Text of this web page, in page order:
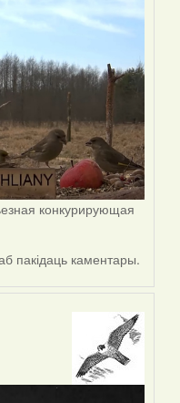
конкурирующая
пакідаць каментары.